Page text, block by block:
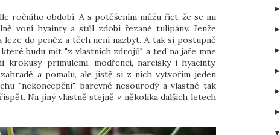
ročního období. A s potěšením můžu říct, že se mi
voní hyainty a stůl zdobí řezané tulipány. Jenže
do peněz a těch není nazbyt. A tak si postupně
budu mít "z vlastních zdrojů" a teď na jaře mne
krokusy, primulemi, modřenci, narcisky i hyacinty.
a pomalu, ale jistě si z nich vytvořím jeden
"nekoncepční", barevně nesourodý a vlastně tak
Na jiný vlastně stejně v několika dalších letech